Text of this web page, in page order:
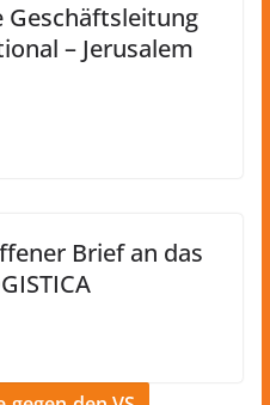
Geschäftsleitung
– Jerusalem
Brief an das